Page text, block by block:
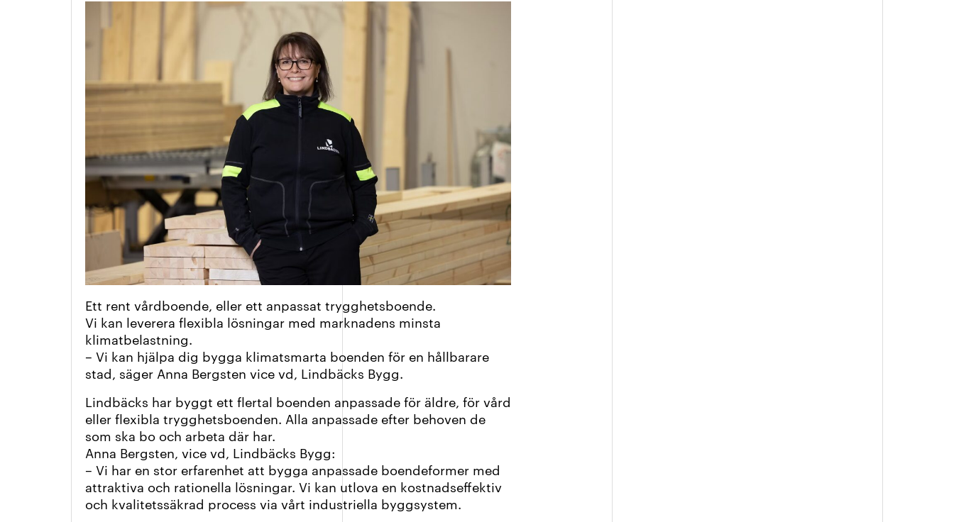
Ett rent vårdboende, eller ett anpassat trygghetsboende.
Vi kan leverera flexibla lösningar med marknadens minsta
klimatbelastning.
– Vi kan hjälpa dig bygga klimatsmarta boenden för en hållbarare
stad, säger Anna Bergsten vice vd, Lindbäcks Bygg.
Lindbäcks har byggt ett flertal boenden anpassade för äldre, för vård
eller flexibla trygghetsboenden. Alla anpassade efter behoven de
som ska bo och arbeta där har.
Anna Bergsten, vice vd, Lindbäcks Bygg:
– Vi har en stor erfarenhet att bygga anpassade boendeformer med
attraktiva och rationella lösningar. Vi kan utlova en kostnadseffektiv
och kvalitetssäkrad process via vårt industriella byggsystem.